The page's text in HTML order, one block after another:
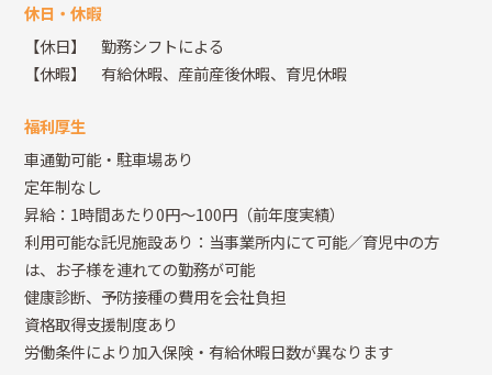
休日・休暇
【休日】 勤務シフトによる
【休暇】 有給休暇、産前産後休暇、育児休暇
福利厚生
車通勤可能・駐車場あり
定年制なし
昇給：1時間あたり0円～100円（前年度実績）
利用可能な託児施設あり：当事業所内にて可能／育児中の方
は、お子様を連れての勤務が可能
健康診断、予防接種の費用を会社負担
資格取得支援制度あり
労働条件により加入保険・有給休暇日数が異なります